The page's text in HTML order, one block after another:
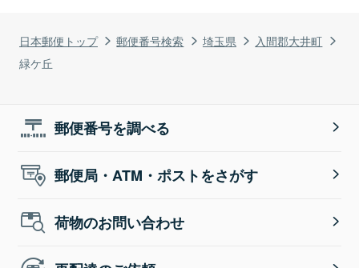
日本郵便トップ 郵便番号検索 埼玉県
入間郡大井町
緑ケ丘
郵便番号を調べる
郵便局・ATM・ポストをさがす
荷物のお問い合わせ